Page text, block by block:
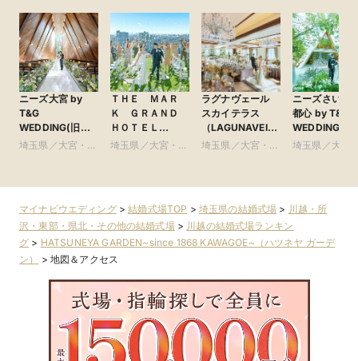
ニーズ大宮 by
T&G
WEDDING(旧
アーヴェリール迎
埼玉県／大宮・さ
ＴＨＥ ＭＡＲ
Ｋ ＧＲＡＮＤ
ＨＯＴＥＬ
●Plan・Do・See
埼玉県／大宮・さ
ラグナヴェール
スカイテラス
（LAGUNAVEIL
SkyTerrace）
埼玉県／大宮・さ
ニーズさいた
都心 by T&G
WEDDING(旧
ガーデンヒル
埼玉県／大宮
マイナビウエディング>結婚式場TOP > 埼玉県の結婚式場 > 川越・所
沢・東部・県北・その他の結婚式場> 川越の結婚式場ランキン
グ > HATSUNEYA GARDEN~since 1868 KAWAGOE~（ハツネヤ ガーデ
ン）
> 地図＆アクセス